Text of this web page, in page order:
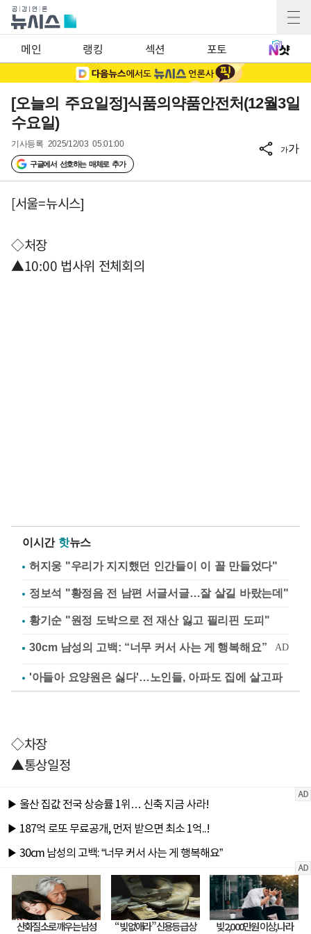
메인 랭킹 섹션 포토
[오늘의 주요일정]식품의약품안전처(12월3일
수요일)
기사등록 2025/12/03 05:01:00
구글에서 선호하는 매체로 추가
가가
[서울=뉴시스]
◇처장
▲10:00 법사위 전체회의
이시간 핫뉴스
허지웅 "우리가 지지했던 인간들이 이 꼴 만들었다"
정보석 "황정음 전 남편 서글서글…잘 살길 바랐는데"
황기순 "원정 도박으로 전 재산 잃고 필리핀 도피"
'아들아 요양원은 싫다'…노인들, 아파도 집에 살고파
◇차장
▲통상일정